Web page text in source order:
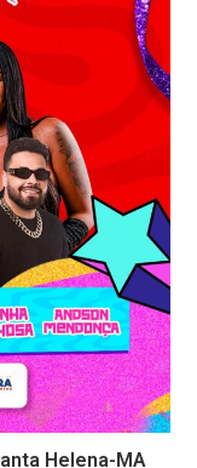
Helena-MA